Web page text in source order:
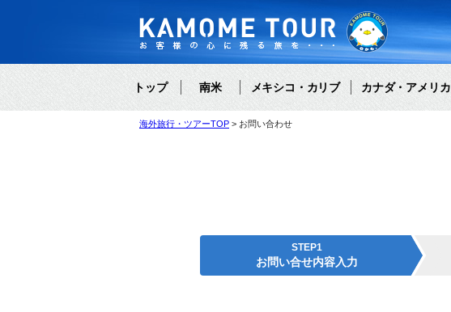
トップ 南米 メキシコ・カリブ カナダ・アメリカ
海外旅行・ツアーTOP お問い合わせ
STEP1
お問い合せ内容入力